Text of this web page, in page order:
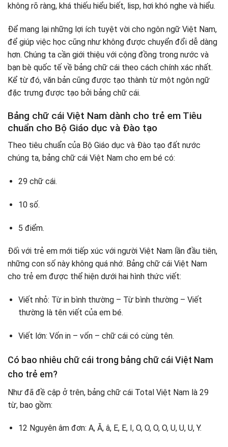
không rõ ràng, khá thiếu hiểu biết, lisp, hơi khó nghe và hiểu.
Để mang lại những lợi ích tuyệt vời cho ngôn ngữ Việt Nam,
để giúp việc học cũng như không được chuyển đổi dễ dàng
hơn. Chúng ta cần giới thiệu với cộng đồng trong nước và
bạn bè quốc tế về bảng chữ cái theo cách chính xác nhất.
Kể từ đó, văn bản cũng được tạo thành từ một ngôn ngữ
đặc trưng được tạo bởi bảng chữ cái.
Bảng chữ cái Việt Nam dành cho trẻ em Tiêu
chuẩn cho Bộ Giáo dục và Đào tạo
Theo tiêu chuẩn của Bộ Giáo dục và Đào tạo đất nước
chúng ta, bảng chữ cái Việt Nam cho em bé có:
29 chữ cái.
10 số.
5 điểm.
Đối với trẻ em mới tiếp xúc với người Việt Nam lần đầu tiên,
những con số này không quá nhớ. Bảng chữ cái Việt Nam
cho trẻ em được thể hiện dưới hai hình thức viết:
Viết nhỏ: Từ in bình thường – Từ bình thường – Viết
thường là tên viết của em bé.
Viết lớn: Vốn in – vốn – chữ cái có cùng tên.
Có bao nhiêu chữ cái trong bảng chữ cái Việt Nam
cho trẻ em?
Như đã đề cập ở trên, bảng chữ cái Total Việt Nam là 29
từ, bao gồm:
12 Nguyên âm đơn: A, Ă, â, E, E, I, O, O, O, O, U, U, U, Y.